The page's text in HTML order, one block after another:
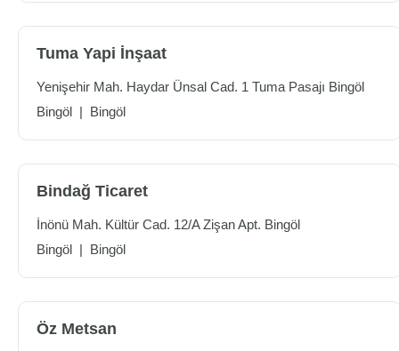
Tuma Yapi İnşaat
Yenişehir Mah. Haydar Ünsal Cad. 1 Tuma Pasajı Bingöl
Bingöl | Bingöl
Bindağ Ticaret
İnönü Mah. Kültür Cad. 12/A Zişan Apt. Bingöl
Bingöl | Bingöl
Öz Metsan